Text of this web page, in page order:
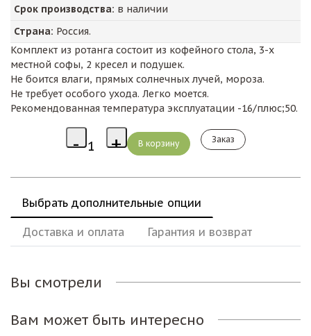
Срок производства: в наличии
Страна: Россия.
Комплект из ротанга состоит из кофейного стола, 3-х
местной софы, 2 кресел и подушек.
Не боится влаги, прямых солнечных лучей, мороза.
Не требует особого ухода. Легко моется.
Рекомендованная температура эксплуатации -16/плюс;50.
Заказ
Выбрать дополнительные опции
Доставка и оплата Гарантия и возврат
Вы смотрели
Вам может быть интересно